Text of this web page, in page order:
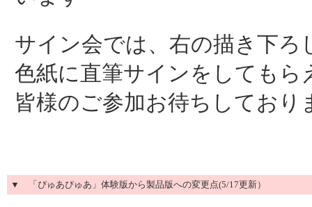
サイン会では、右の描き下ろ
色紙に直筆サインをしてもら
皆様のご参加お待ちしており
▼ 「ぴゅあぴゅあ」体験版から製品版への変更点(5/17更新）